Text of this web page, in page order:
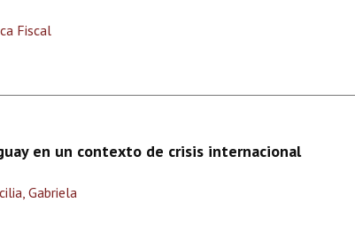
Fiscal
en un contexto de crisis internacional
Gabriela